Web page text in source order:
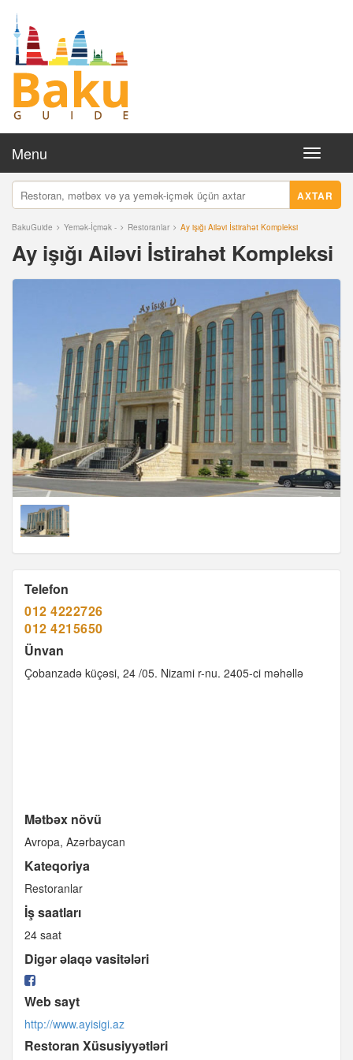
Toggle
Menu
AXTAR
BakuGuide Yemək-İçmək - Restoranlar Ay işığı Ailəvi İstirahət Kompleksi
Ay işığı Ailəvi İstirahət Kompleksi
Telefon
012 4222726
012 4215650
Ünvan
Çobanzadə küçəsi, 24 /05. Nizami r-nu. 2405-ci məhəllə
Mətbəx növü
Avropa Azərbaycan
Kateqoriya
Restoranlar
İş saatları
24 saat
Digər əlaqə vasitələri
Web sayt
http://www.ayisigi.az
Restoran Xüsusiyyətləri